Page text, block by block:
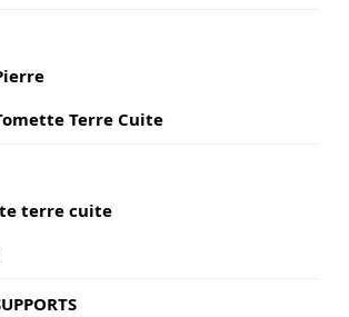
Terre Cuite
terre cuite